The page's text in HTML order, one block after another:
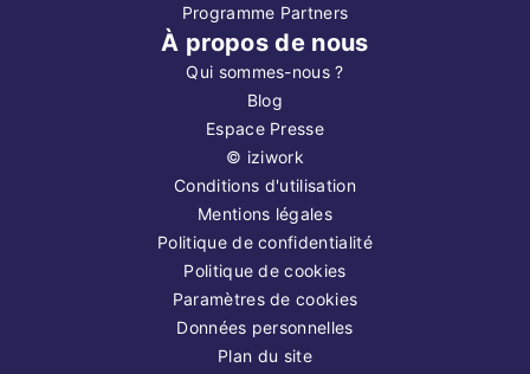
Programme Partners
À propos de nous
Qui sommes-nous ?
Blog
Espace Presse
© iziwork
Conditions d'utilisation
Mentions légales
Politique de confidentialité
Politique de cookies
Paramètres de cookies
Données personnelles
Plan du site